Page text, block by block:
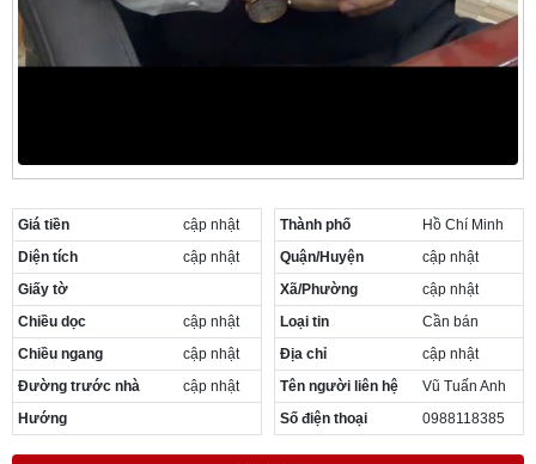
Giá tiền
cập nhật
Diện tích
cập nhật
Giấy tờ
Chiều dọc
cập nhật
Chiều ngang
cập nhật
Đường trước nhà
cập nhật
Hướng
Thành phố
Hồ Chí Minh
Quận/Huyện
cập nhật
Xã/Phường
cập nhật
Loại tin
Cần bán
Địa chỉ
cập nhật
Tên người liên hệ
Vũ Tuấn Anh
Số điện thoại
0988118385